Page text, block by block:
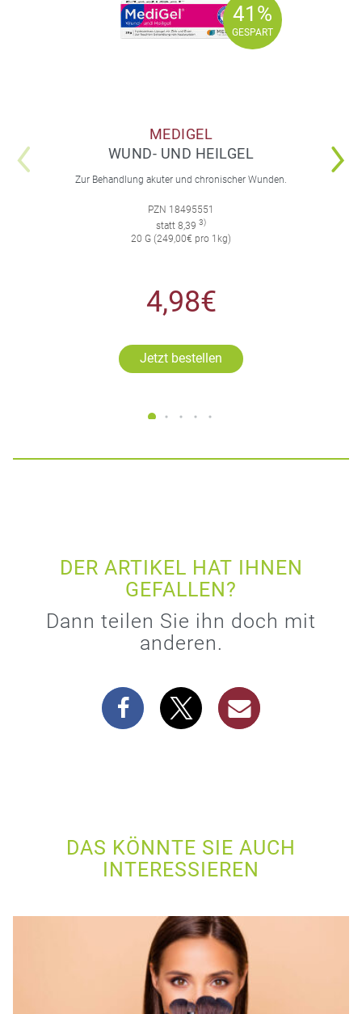
41%
GESPART
41%
GESPART
MEDIGEL
WUND- UND HEILGEL
Zur Behandlung akuter und chronischer Wunden.
PZN 18495551
statt 8,39 3)
20 G (249,00€ pro 1kg)
4,98€
Jetzt bestellen
DER ARTIKEL HAT IHNEN
GEFALLEN?
Dann teilen Sie ihn doch mit
anderen.
DAS KÖNNTE SIE AUCH
INTERESSIEREN